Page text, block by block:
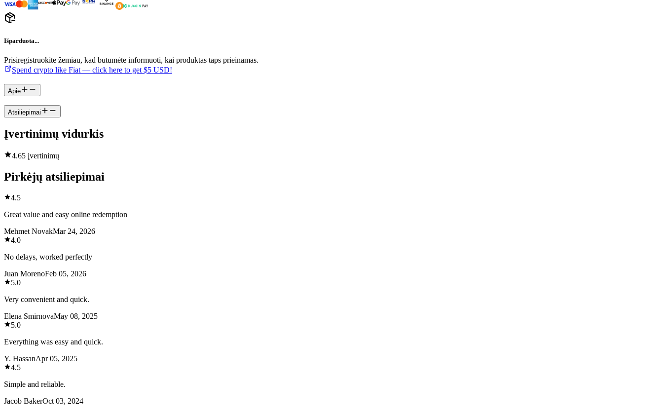
Išparduota...
Prisiregistruokite žemiau, kad būtumėte informuoti, kai produktas taps prieinamas.
Spend crypto like Fiat — click here to get $5 USD!
Apie
Atsiliepimai
Įvertinimų vidurkis
4.65 įvertinimų
Pirkėjų atsiliepimai
4.5
Great value and easy online redemption
Mehmet NovakMar 24, 2026
4.0
No delays, worked perfectly
Juan MorenoFeb 05, 2026
5.0
Very convenient and quick.
Elena SmirnovaMay 08, 2025
5.0
Everything was easy and quick.
Y. HassanApr 05, 2025
4.5
Simple and reliable.
Jacob BakerOct 03, 2024